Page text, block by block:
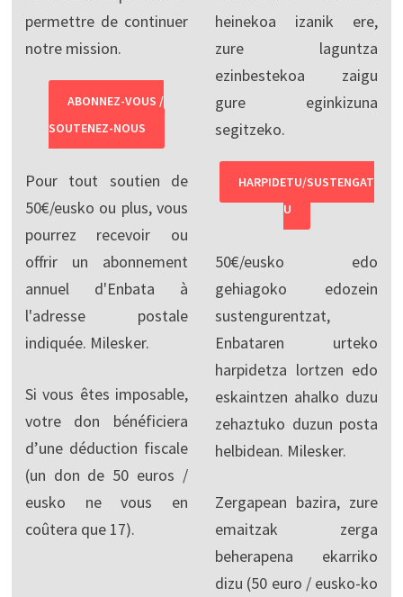
permettre de continuer
notre mission.
ABONNEZ-VOUS /
SOUTENEZ-NOUS
Pour tout soutien de
50€/eusko ou plus, vous
pourrez recevoir ou
offrir un abonnement
annuel d'Enbata à
l'adresse postale
indiquée. Milesker.
Si vous êtes imposable,
votre don bénéficiera
d’une déduction fiscale
(un don de 50 euros /
eusko ne vous en
coûtera que 17).
heinekoa izanik ere,
zure laguntza
ezinbestekoa zaigu
gure eginkizuna
segitzeko.
HARPIDETU/SUSTENGAT
U
50€/eusko edo
gehiagoko edozein
sustengurentzat,
Enbataren urteko
harpidetza lortzen edo
eskaintzen ahalko duzu
zehaztuko duzun posta
helbidean. Milesker.
Zergapean bazira, zure
emaitzak zerga
beherapena ekarriko
dizu (50 euro / eusko-ko